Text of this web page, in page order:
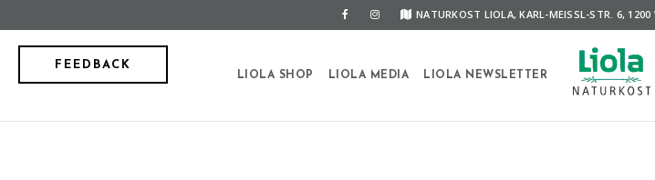
NATURKOST LIOLA, KARL-MEISSL-STR. 6, 1200
FEEDBACK
LIOLA SHOP LIOLA MEDIA LIOLA NEWSLETTER